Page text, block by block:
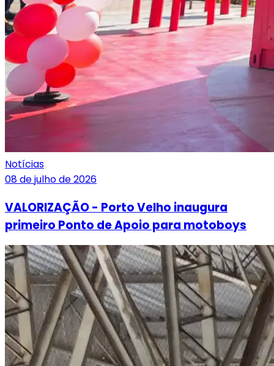
Notícias
08 de julho de 2026
VALORIZAÇÃO - Porto Velho inaugura
primeiro Ponto de Apoio para motoboys